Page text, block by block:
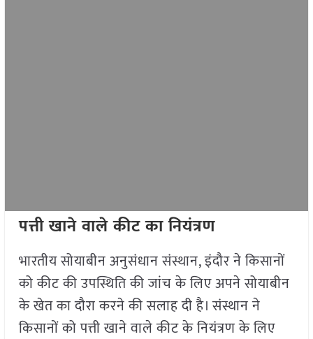
पत्ती खाने वाले कीट का नियंत्रण
भारतीय सोयाबीन अनुसंधान संस्थान, इंदौर ने किसानों
को कीट की उपस्थिति की जांच के लिए अपने सोयाबीन
के खेत का दौरा करने की सलाह दी है। संस्थान ने
किसानों को पत्ती खाने वाले कीट के नियंत्रण के लिए